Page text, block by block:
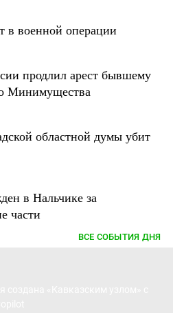
в военной операции
продлил арест бывшему
Минимущества
областной думы убит
в Нальчике за
части
ВСЕ СОБЫТИЯ ДНЯ